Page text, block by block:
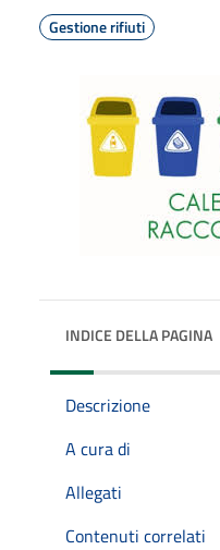
Gestione rifiuti
INDICE DELLA PAGINA
Descrizione
A cura di
Allegati
Contenuti correlati